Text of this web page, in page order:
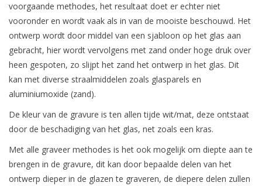
voorgaande methodes, het resultaat doet er echter niet
vooronder en wordt vaak als in van de mooiste beschouwd. Het
ontwerp wordt door middel van een sjabloon op het glas aan
gebracht, hier wordt vervolgens met zand onder hoge druk over
heen gespoten, zo slijpt het zand het ontwerp in het glas. Dit
kan met diverse straalmiddelen zoals glasparels en
aluminiumoxide (zand).
De kleur van de gravure is ten allen tijde wit/mat, deze ontstaat
door de beschadiging van het glas, net zoals een kras.
Met alle graveer methodes is het ook mogelijk om diepte aan te
brengen in de gravure, dit kan door bepaalde delen van het
ontwerp dieper in de glazen te graveren, de diepere delen zullen